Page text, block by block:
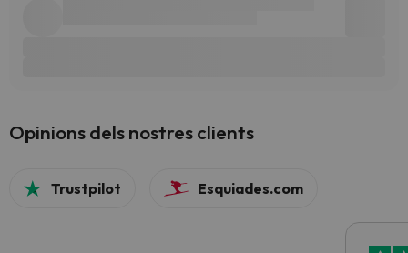
Opinions dels nostres clients
Trustpilot Esquiades.com